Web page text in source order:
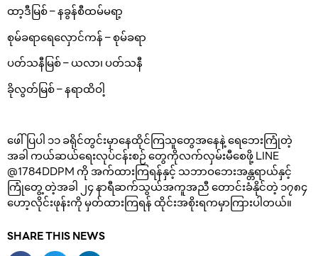
ထာ့ဒီမြစ် – နခွန်စီထမ်မရာ့
စုမ်ခရာရေလှောင်ကန် – စုမ်ခရာ
ပတ်သနီမြစ် – ယလာ၊ ပတ်သနီ
ခိုလွတ်မြစ် – နရာထိဝါ့
ဖေါ်ပြပါ ၁၁ ခရိုင်တွင်းမှာနေထိုင်ကြသူတွေအနေနဲ့ ရေဘေးကြုံတဲ့
အခါ ကယ်ဆယ်ရေးလုပ်ငန်းစဉ် တွေကိုလက်လှမ်းမီစေဖို့ LINE
@1784DDPM ကို အက်ထားကြရန်နှင့် သဘာဝဘေးအန္တရာယ်နှင့်
ကြုံတွေ့ တဲ့အခါ ၂၄ နာရီဆက်သွယ်အကူအညီ တောင်းခံနိုင်တဲ့ ၁၇၈၄
ဟော့လိုင်းဖုန်းကို မှတ်ထားကြရန် ထိုင်းအစိုးရကမှာကြားပါတယ်။
SHARE THIS NEWS